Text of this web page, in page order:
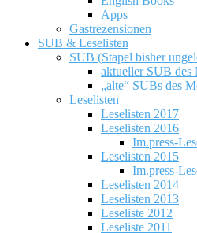
Apps
Gastrezensionen
SUB & Leselisten
SUB (Stapel bisher
aktueller SUB des
„alte“ SUBs des
Leselisten
Leselisten 2017
Leselisten 2016
Im.press-
Leselisten 2015
Im.press-
Leselisten 2014
Leselisten 2013
Leseliste 2012
Leseliste 2011